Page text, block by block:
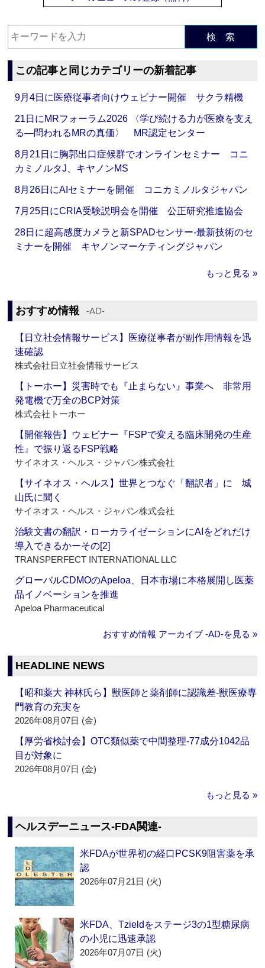
検 索
この記事と同じカテゴリーの新着記事
9月4日に医療従事者向けウェビナー開催 サクラ精機
21日にMRフォーラム2026 〈学び続ける力が医療を支え
る―問われるMRの真価〉 MR認定センター
8月21日に胸郭出口症候群でオンラインセミナー コニ
カミノルタJ、キヤノンMS
8月26日にAIセミナーを開催 コニカミノルタジャパン
7月25日にCRIA受験説明会を開催 公正研究推進協会
28日に超高感度カメラと新SPADセンサー‐最新技術のセ
ミナーを開催 キヤノンマーケティングジャパン
もっと見る »
おすすめ情報 ‐AD‐
【日立社会情報サービス】医療従事者が副作用情報を迅
速確認
株式会社日立社会情報サービス
【トーホー】災害時でも『止まらない』事業へ 非常用
発電機で万全のBCP対策
株式会社トーホー
【開催報告】ウェビナー『FSPで変える臨床開発の生産
性』で振り返るFSP戦略
サイネオス・ヘルス・ジャパン株式会社
【サイネオス・ヘルス】世界とつなぐ「翻訳者」に 城
山氏に聞く
サイネオス・ヘルス・ジャパン株式会社
治験文書の翻訳・ローカライゼーションにAIをどれだけ
導入できるかーその[2]
TRANSPERFECT INTERNATIONAL LLC
グローバルCDMOのApeloa、日本市場に本格展開し医薬
品イノベーションを推進
Apeloa Pharmaceutical
おすすめ情報 アーカイブ ‐AD‐を見る »
HEADLINE NEWS
【昭和薬大 神林氏ら】獣医師と薬剤師に認識差‐獣医療専
門教育の充実を
2026年08月07日 (金)
【厚労省検討会】OTC類似薬で中間整理‐77成分1042品
目が対象に
2026年08月07日 (金)
もっと見る »
ヘルスデーニュース‐FDA関連‐
米FDAが世界初の経口PCSK9阻害薬を承
認
2026年07月21日 (火)
米FDA、Tzieldをステージ3の1型糖尿病
の小児に迅速承認
2026年07月07日 (火)